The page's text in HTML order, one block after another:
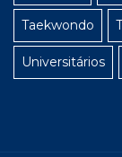
Taekwondo
Universitários